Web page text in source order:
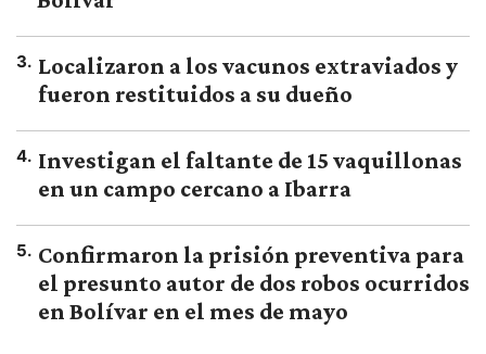
3. Localizaron a los vacunos extraviados y
fueron restituidos a su dueño
4. Investigan el faltante de 15 vaquillonas
en un campo cercano a Ibarra
5. Confirmaron la prisión preventiva para
el presunto autor de dos robos ocurridos
en Bolívar en el mes de mayo